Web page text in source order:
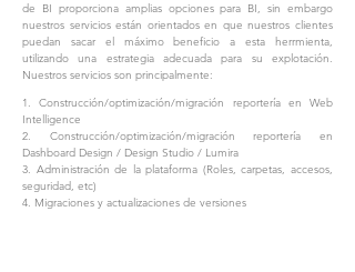
de BI proporciona amplias opciones para BI, sin embargo
nuestros servicios están orientados en que nuestros clientes
puedan sacar el máximo beneficio a esta herrmienta,
utilizando una estrategia adecuada para su explotación.
Nuestros servicios son principalmente:
1. Construcción/optimización/migración reportería en Web
Intelligence
2. Construcción/optimización/migración reportería en
Dashboard Design / Design Studio / Lumira
3. Administración de la plataforma (Roles, carpetas, accesos,
seguridad, etc)
4. Migraciones y actualizaciones de versiones